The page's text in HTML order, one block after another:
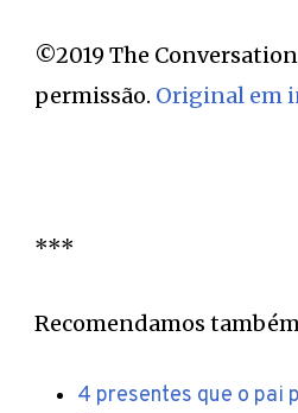
©2019 The
permissão. Original em
***
Recomendamos
4 presentes que o pai